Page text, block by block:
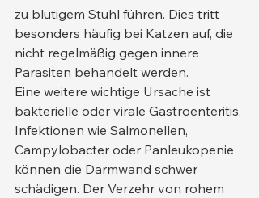
zu blutigem Stuhl führen. Dies tritt
besonders häufig bei Katzen auf, die
nicht regelmäßig gegen innere
Parasiten behandelt werden.
Eine weitere wichtige Ursache ist
bakterielle oder virale Gastroenteritis.
Infektionen wie Salmonellen,
Campylobacter oder Panleukopenie
können die Darmwand schwer
schädigen. Der Verzehr von rohem